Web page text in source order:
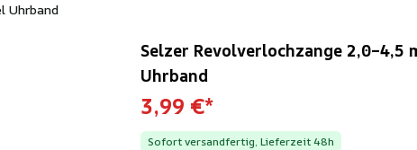
Uhrband
Selzer Revolverlochzange
Uhrband
3,99 €*
Sofort versandfertig, Lieferzeit 48h